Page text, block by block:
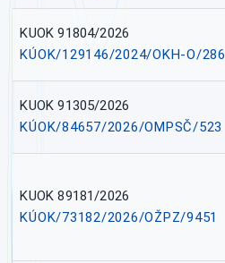
KUOK 91804/2026
KÚOK/129146/2024/OKH-O/286
KUOK 91305/2026
KÚOK/84657/2026/OMPSČ/523
KUOK 89181/2026
KÚOK/73182/2026/OŽPZ/9451